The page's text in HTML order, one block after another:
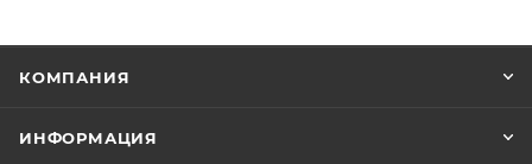
КОМПАНИЯ
ИНФОРМАЦИЯ